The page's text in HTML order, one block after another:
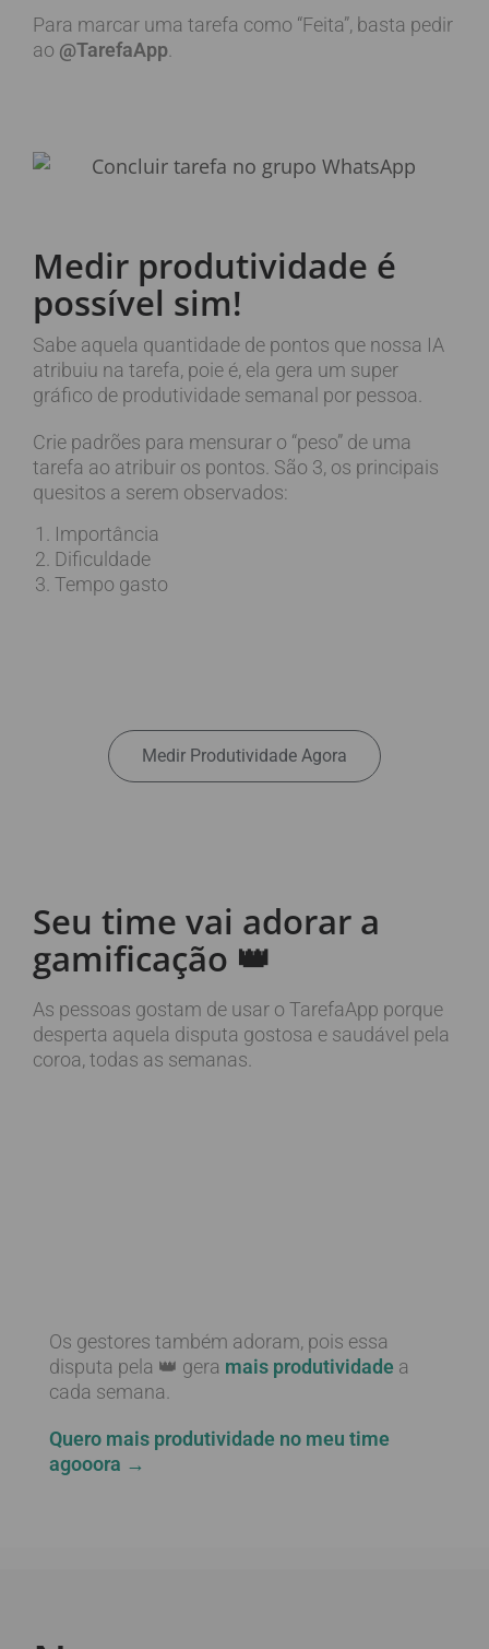
Para marcar uma tarefa como “Feita”, basta pedir
ao @TarefaApp
Medir Produtividade Agora
Medir produtividade é
possível sim!
Sabe aquela quantidade de pontos que nossa IA
atribuiu na tarefa, poie é, ela gera um super
gráfico de produtividade semanal por pessoa.
Crie padrões para mensurar o “peso” de uma
tarefa ao atribuir os pontos. São 3, os principais
quesitos a serem observados:
Importância
Dificuldade
Tempo gasto
Seu time vai adorar a
gamificação 👑
As pessoas gostam de usar o TarefaApp porque
desperta aquela disputa gostosa e saudável pela
coroa, todas as semanas.
Os gestores também adoram, pois essa
disputa pela 👑 gera mais produtividade a
cada semana.
Quero mais produtividade no meu time
agooora →